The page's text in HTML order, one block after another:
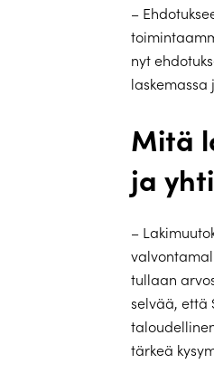
–
nyt
Mitä
ja
–
tullaan
selvää, että
tärkeä